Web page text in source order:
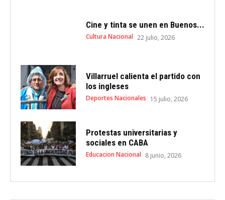
Cine y tinta se unen en Buenos...
Cultura Nacional 22 julio, 2026
Villarruel calienta el partido con
los ingleses
Deportes Nacionales 15 julio, 2026
Protestas universitarias y
sociales en CABA
Educacion Nacional 8 junio, 2026